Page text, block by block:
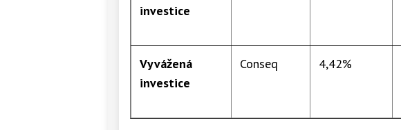
investice
Vyvážená
investice
Conseq 4,42%